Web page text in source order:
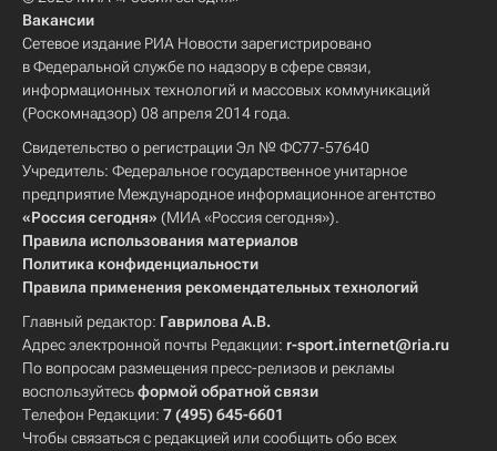
Вакансии
Сетевое издание РИА Новости зарегистрировано
в Федеральной службе по надзору в сфере связи,
информационных технологий и массовых коммуникаций
(Роскомнадзор) 08 апреля 2014 года.
Свидетельство о регистрации Эл № ФС77-57640
Учредитель: Федеральное государственное унитарное
предприятие Международное информационное агентство
«Россия сегодня» (МИА «Россия сегодня»).
Правила использования материалов
Политика конфиденциальности
Правила применения рекомендательных технологий
Главный редактор: Гаврилова А.В.
Адрес электронной почты Редакции: r-sport.internet@ria.ru
По вопросам размещения пресс-релизов и рекламы
воспользуйтесьформой обратной связи
Телефон Редакции: 7 (495) 645-6601
Чтобы связаться с редакцией или сообщить обо всех